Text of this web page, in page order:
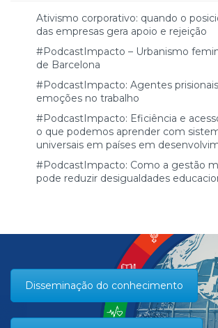
Ativismo corporativo: quando o
das empresas gera apoio e rejeição
#PodcastImpacto – Urbanismo
de Barcelona
#PodcastImpacto: Agentes
emoções no trabalho
#PodcastImpacto: Eficiência e
o que podemos aprender com
universais em países em
#PodcastImpacto: Como a gestão
pode reduzir desigualdades
Disseminação do conhecimento